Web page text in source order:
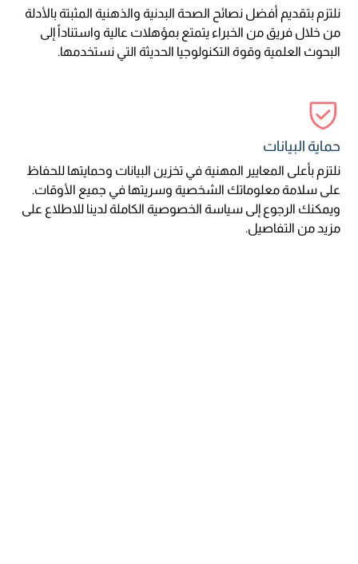
نلتزم بتقديم أفضل نصائح الصحة البدنية والذهنية المثبتة بالأدلة
من خلال فريق من الخبراء يتمتع بمؤهلات عالية واستناداً إلى
البحوث العلمية وقوة التكنولوجيا الحديثة التي نستخدمها.
حماية البيانات
نلتزم بأعلى المعايير المهنية في تخزين البيانات وحمايتها للحفاظ
على سلامة معلوماتك الشخصية وسريتها في جميع الأوقات.
ويمكنك الرجوع إلى سياسة الخصوصية الكاملة لدينا للاطلاع على
مزيد من التفاصيل.